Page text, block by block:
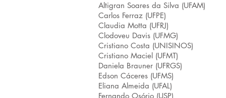
Altigran Soares da Silva (UFAM)
Carlos Ferraz (UFPE)
Claudia Motta (UFRJ)
Clodoveu Davis (UFMG)
Cristiano Costa (UNISINOS)
Cristiano Maciel (UFMT)
Daniela Brauner (UFRGS)
Edson Cáceres (UFMS)
Eliana Almeida (UFAL)
Fernando Osório (USP)